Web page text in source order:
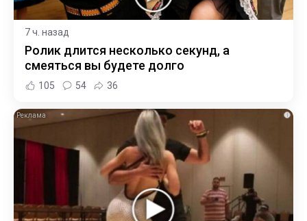
7 ч. назад
Ролик длится несколько секунд, а
смеяться вы будете долго
105 54 36
i